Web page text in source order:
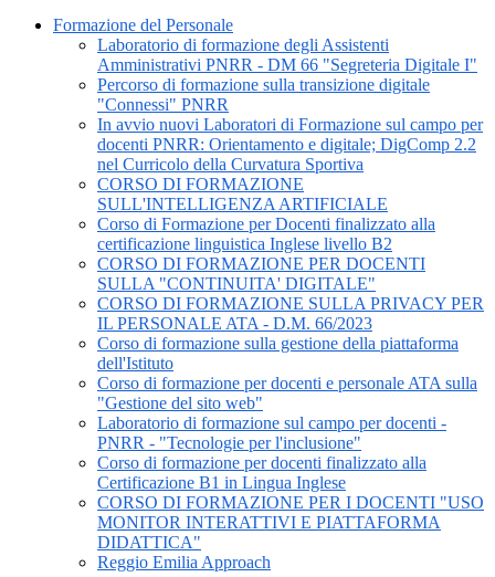
Formazione del Personale
Laboratorio di formazione degli Assistenti
Amministrativi PNRR - DM 66 "Segreteria Digitale I"
Percorso di formazione sulla transizione digitale
"Connessi" PNRR
In avvio nuovi Laboratori di Formazione sul campo per
docenti PNRR: Orientamento e digitale; DigComp 2.2
nel Curricolo della Curvatura Sportiva
CORSO DI FORMAZIONE
SULL'INTELLIGENZA ARTIFICIALE
Corso di Formazione per Docenti finalizzato alla
certificazione linguistica Inglese livello B2
CORSO DI FORMAZIONE PER DOCENTI
SULLA "CONTINUITA' DIGITALE"
CORSO DI FORMAZIONE SULLA PRIVACY PER
IL PERSONALE ATA - D.M. 66/2023
Corso di formazione sulla gestione della piattaforma
dell'Istituto
Corso di formazione per docenti e personale ATA sulla
"Gestione del sito web"
Laboratorio di formazione sul campo per docenti -
PNRR - "Tecnologie per l'inclusione"
Corso di formazione per docenti finalizzato alla
Certificazione B1 in Lingua Inglese
CORSO DI FORMAZIONE PER I DOCENTI "USO
MONITOR INTERATTIVI E PIATTAFORMA
DIDATTICA"
Reggio Emilia Approach